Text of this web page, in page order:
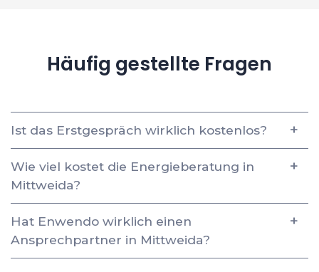
Häufig gestellte Fragen
Ist das Erstgespräch wirklich kostenlos?
Wie viel kostet die Energieberatung in
Mittweida?
Hat Enwendo wirklich einen
Ansprechpartner in Mittweida?